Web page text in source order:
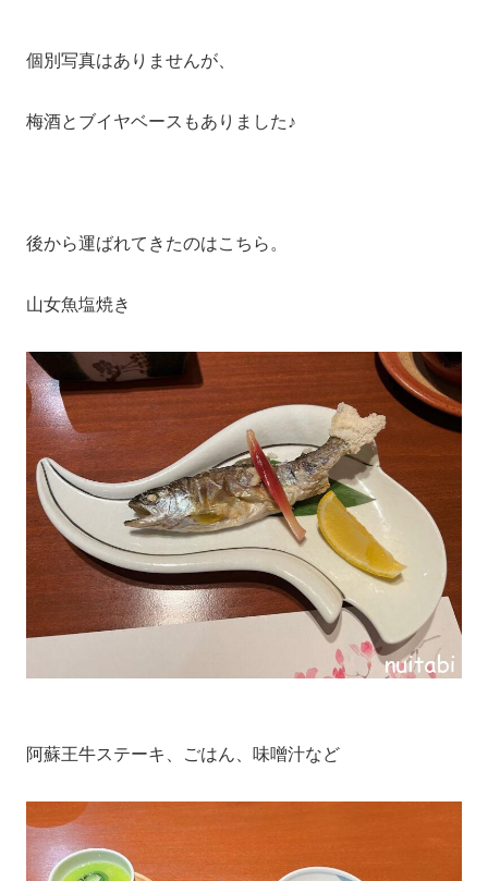
個別写真はありませんが、
梅酒とブイヤベースもありました♪
後から運ばれてきたのはこちら。
山女魚塩焼き
阿蘇王牛ステーキ、ごはん、味噌汁など